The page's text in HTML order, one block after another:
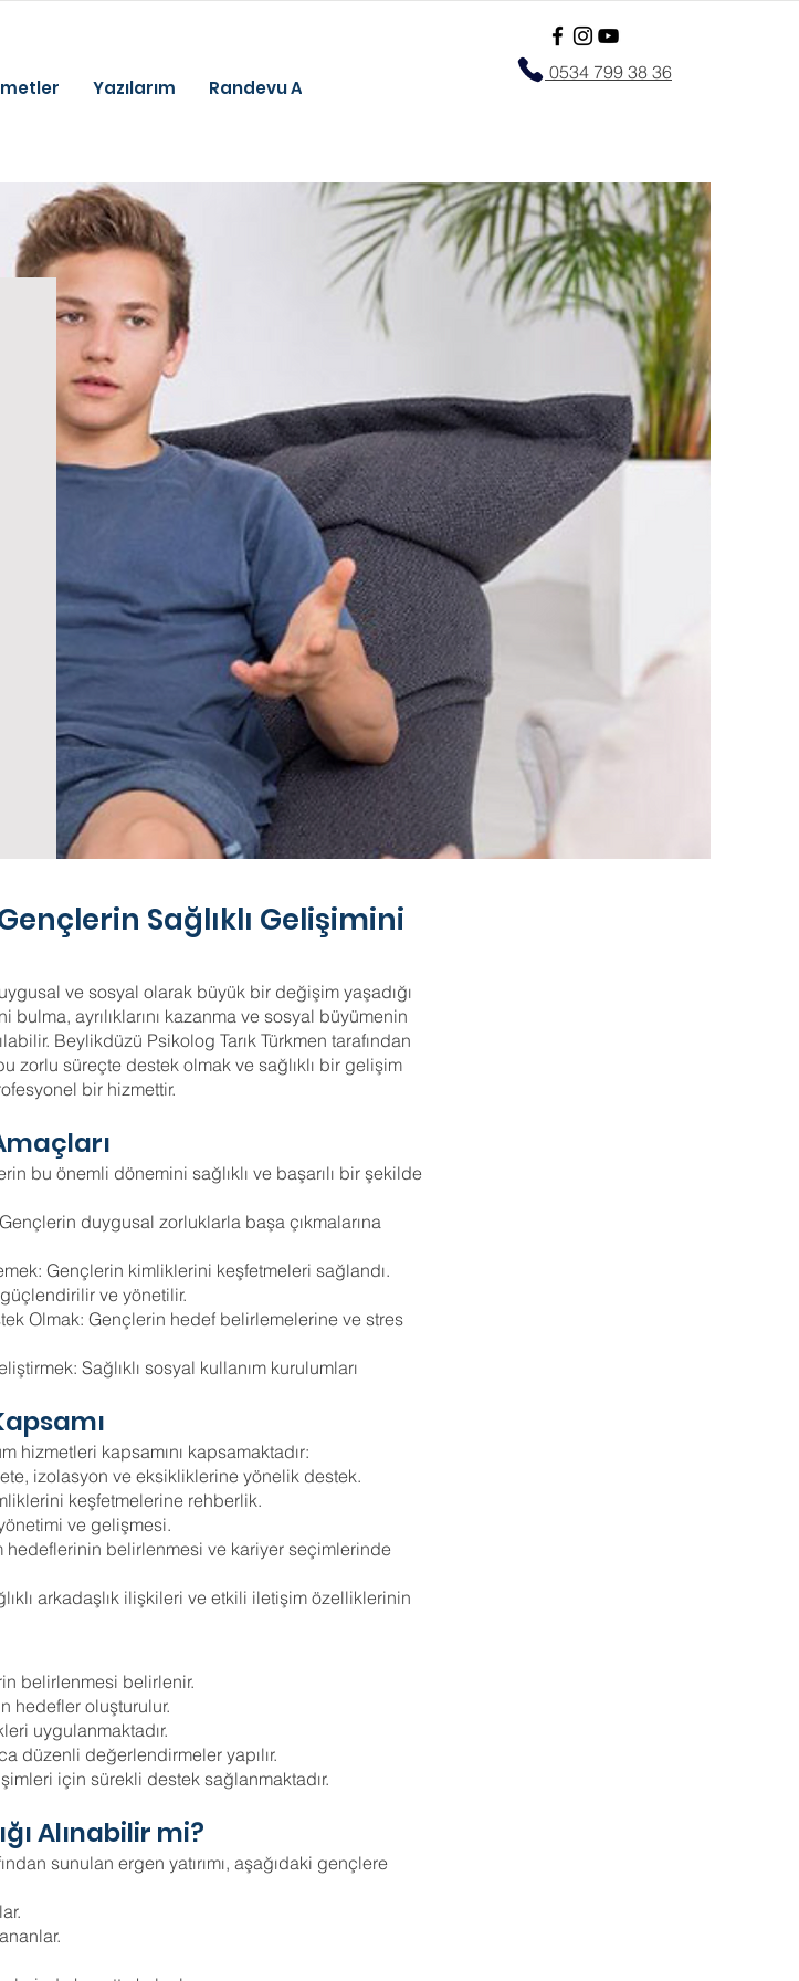
Yazılarım Randevu Al
0534 799 38 36
Sağlıklı Gelişimini
ve sosyal olarak büyük bir değişim yaşadığı
ayrılıklarını kazanma ve sosyal büyümenin
Beylikdüzü Psikolog Tarık Türkmen tarafından
zorlu süreçte destek olmak ve sağlıklı bir gelişim
bir hizmettir.
bu önemli dönemini sağlıklı ve başarılı bir şekilde
duygusal zorluklarla başa çıkmalarına
Gençlerin kimliklerini keşfetmeleri sağlandı.
ve yönetilir.
Olmak: Gençlerin hedef belirlemelerine ve stres
Sağlıklı sosyal kullanım kurulumları
hizmetleri kapsamını kapsamaktadır:
izolasyon ve eksikliklerine yönelik destek.
keşfetmelerine rehberlik.
ve gelişmesi.
hedeflerinin belirlenmesi ve kariyer seçimlerinde
arkadaşlık ilişkileri ve etkili iletişim özelliklerinin
belirlenmesi belirlenir.
hedefler oluşturulur.
uygulanmaktadır.
düzenli değerlendirmeler yapılır.
için sürekli destek sağlanmaktadır.
Alınabilir mi?
sunulan ergen yatırımı, aşağıdaki gençlere